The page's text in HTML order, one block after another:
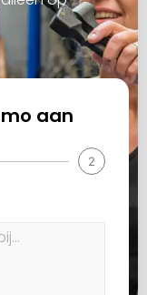
aan
2